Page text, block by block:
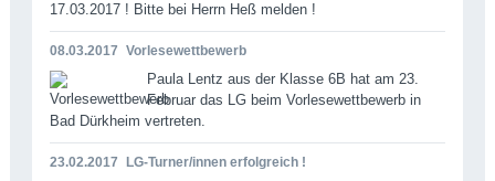
17.03.2017 ! Bitte bei Herrn Heß melden !
08.03.2017 Vorlesewettbewerb
Paula Lentz aus der Klasse 6B hat am 23.
Februar das LG beim Vorlesewettbewerb in
Bad Dürkheim vertreten.
23.02.2017 LG-Turner/innen erfolgreich !